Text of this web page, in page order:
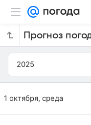
2025
1 октября, среда